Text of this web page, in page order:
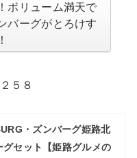
ボリューム満天で
バーグがとろけす
５８
・ズンバーグ姫路北
グセット【姫路グルメの